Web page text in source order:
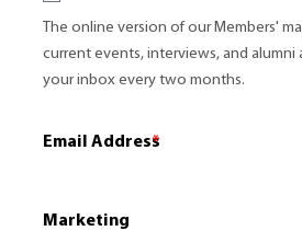
The online version of our Members'
current events, interviews, and alumni
your inbox every two months.
Email Address
*
Marketing